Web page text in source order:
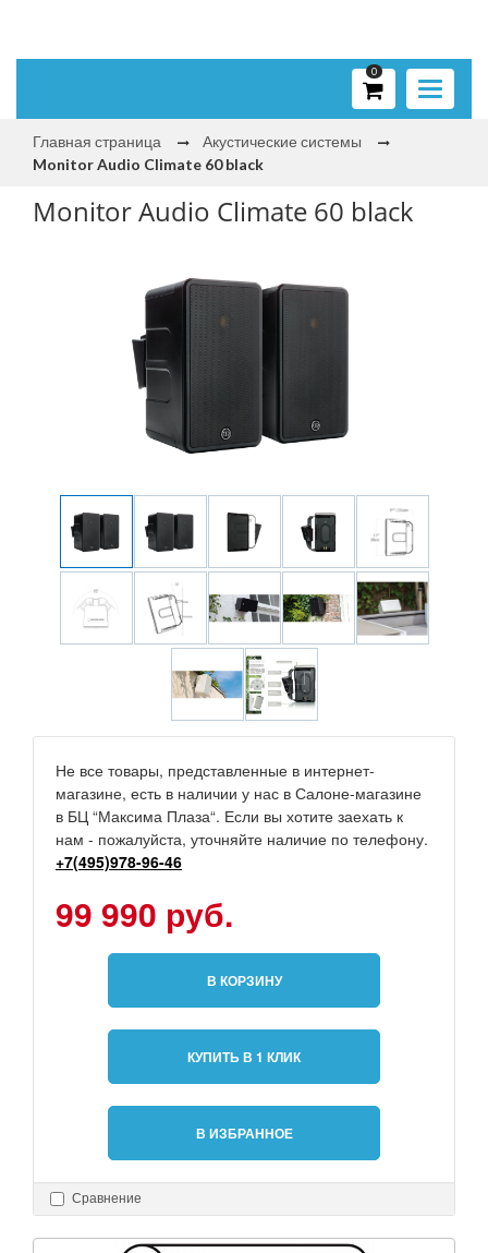
Toggle
0
Главная страница
Акустические системы
Monitor Audio Climate 60 black
Monitor Audio Climate 60 black
Не все товары, представленные в интернет-
магазине, есть в наличии у нас в Салоне-магазине
в БЦ “Максима Плаза“. Если вы хотите заехать к
нам - пожалуйста, уточняйте наличие по телефону.
+7(495)978-96-46
99 990 руб.
В КОРЗИНУ
КУПИТЬ В 1 КЛИК
В ИЗБРАННОЕ
Сравнение